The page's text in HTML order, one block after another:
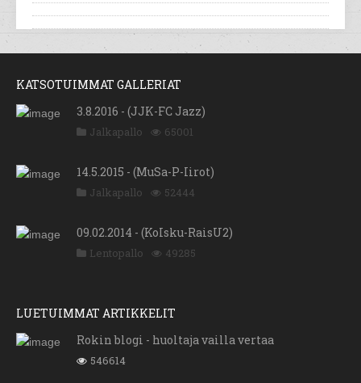
KATSOTUIMMAT GALLERIAT
3.8.2016 - (JJK-FC Jazz)
Jalkapallo 65001
14.5.2015 - (MuSa-P-Iirot)
Jalkapallo 52444
09.02.2014 - (KoIsku-RaisU2)
Lentopallo 49285
LUETUIMMAT ARTIKKELIT
Rokin blogi - huoltaja vailla vertaa
546614